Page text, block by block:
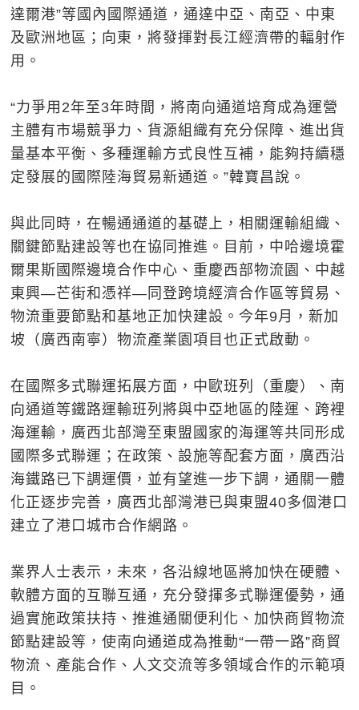
達爾港”等國內國際通道，通達中亞、南亞、中東
及歐洲地區；向東，將發揮對長江經濟帶的輻射作
用。
“力爭用2年至3年時間，將南向通道培育成為運營
主體有市場競爭力、貨源組織有充分保障、進出貨
量基本平衡、多種運輸方式良性互補，能夠持續穩
定發展的國際陸海貿易新通道。”韓寶昌說。
與此同時，在暢通通道的基礎上，相關運輸組織、
關鍵節點建設等也在協同推進。目前，中哈邊境霍
爾果斯國際邊境合作中心、重慶西部物流園、中越
東興—芒街和憑祥—同登跨境經濟合作區等貿易、
物流重要節點和基地正加快建設。今年9月，新加
坡（廣西南寧）物流產業園項目也正式啟動。
在國際多式聯運拓展方面，中歐班列（重慶）、南
向通道等鐵路運輸班列將與中亞地區的陸運、跨裡
海運輸，廣西北部灣至東盟國家的海運等共同形成
國際多式聯運；在政策、設施等配套方面，廣西沿
海鐵路已下調運價，並有望進一步下調，通關一體
化正逐步完善，廣西北部灣港已與東盟40多個港口
建立了港口城市合作網路。
業界人士表示，未來，各沿線地區將加快在硬體、
軟體方面的互聯互通，充分發揮多式聯運優勢，通
過實施政策扶持、推進通關便利化、加快商貿物流
節點建設等，使南向通道成為推動“一帶一路”商貿
物流、產能合作、人文交流等多領域合作的示範項
目。